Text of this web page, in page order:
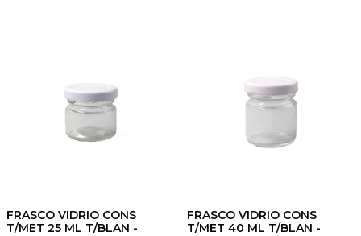
FRASCO VIDRIO CONS
T/MET 25 ML T/BLAN -
FRASCO VIDRIO CONS
T/MET 40 ML T/BLAN -